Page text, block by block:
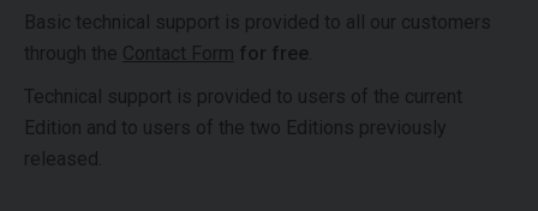
Basic technical support is provided to all our customers
through the Contact Form for free
Technical support is provided to users of the current
Edition and to users of the two Editions previously
released.